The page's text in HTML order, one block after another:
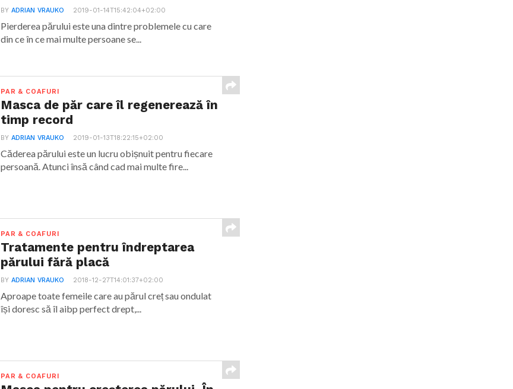
BYADRIAN VRAUKO 2019-01-14T15:42:04+02:00
Pierderea părului este una dintre problemele cu care
din ce în ce mai multe persoane se...
PAR & COAFURI
Masca de păr care îl regenerează în
timp record
BYADRIAN VRAUKO 2019-01-13T18:22:15+02:00
Căderea părului este un lucru obișnuit pentru fiecare
persoană. Atunci însă când cad mai multe fire...
PAR & COAFURI
Tratamente pentru îndreptarea
părului fără placă
BYADRIAN VRAUKO 2018-12-27T14:01:37+02:00
Aproape toate femeile care au părul creț sau ondulat
își doresc să îl aibp perfect drept,...
PAR & COAFURI